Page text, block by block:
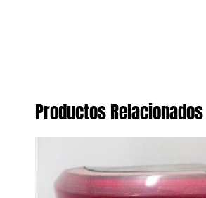
Productos Relacionados